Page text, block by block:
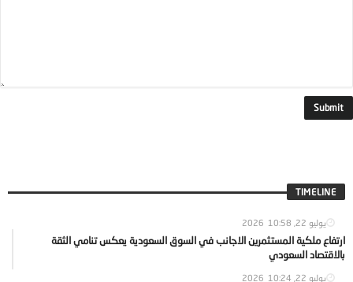
TIMELINE
يوليو 22, 2026 10:58
ارتفاع ملكية المستثمرين الاجانب في السوق السعودية يعكس تنامي الثقة
بالاقتصاد السعودي
يوليو 22, 2026 10:24